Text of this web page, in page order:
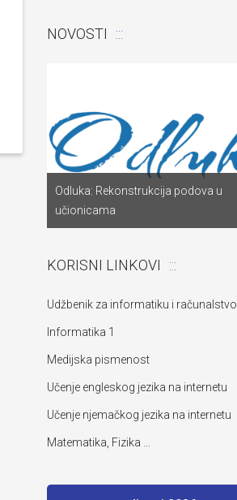
NOVOSTI
Odluka: Rekonstrukcija podova u
učionicama
KORISNI LINKOVI
Udžbenik za informatiku i računalstvo
Informatika 1
Medijska pismenost
Učenje engleskog jezika na internetu
Učenje njemačkog jezika na internetu
Matematika, Fizika …